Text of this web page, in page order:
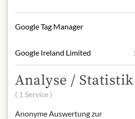
Calories (energie):
2250
- of which saturates:
Carbohydrates:55 g
- of which sugar:
52 g
Dietary Fiber:
Protein:
Salt:
0.04g
Google Tag Manager
Google Ireland Limited
Analyse / Statistik
( 1 Service )
Anonyme Auswertung zur